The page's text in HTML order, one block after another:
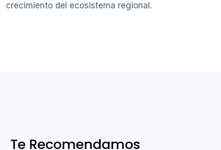
crecimiento del ecosistema regional.
Te Recomendamos